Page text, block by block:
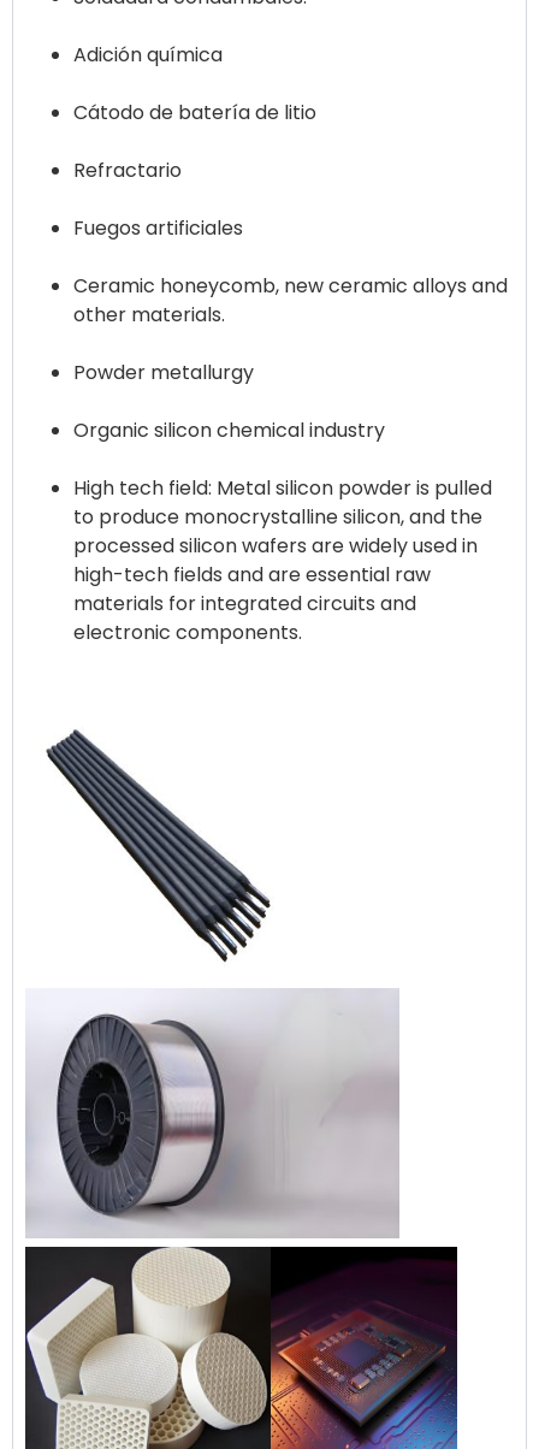
Adición química
Cátodo de batería de litio
Refractario
Fuegos artificiales
Ceramic honeycomb, new ceramic alloys and
other materials.
Powder metallurgy
Organic silicon chemical industry
High tech field: Metal silicon powder is pulled
to produce monocrystalline silicon, and the
processed silicon wafers are widely used in
high-tech fields and are essential raw
materials for integrated circuits and
electronic components.